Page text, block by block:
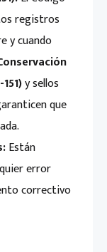
registros
y cuando
y sellos
que
Están
error
correctivo